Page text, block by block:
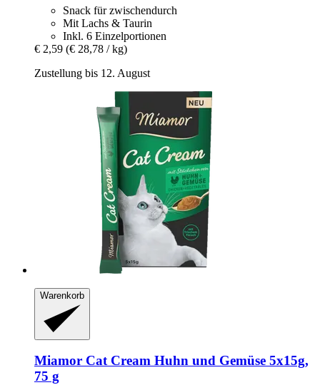
Snack für zwischendurch
Mit Lachs & Taurin
Inkl. 6 Einzelportionen
€ 2,59 (€ 28,78 / kg)
Zustellung bis 12. August
Warenkorb
Miamor Cat Cream Huhn und Gemüse 5x15g,
75 g